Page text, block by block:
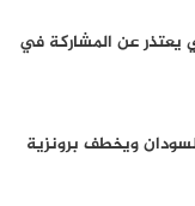
يعتذر عن المشاركة في
ويخطف برونزية